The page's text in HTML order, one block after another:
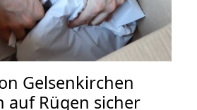
Gelsenkirchen
auf Rügen sicher